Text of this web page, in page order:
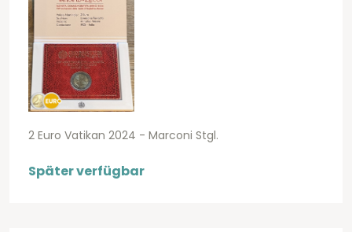
2 Euro Vatikan 2024 - Marconi Stgl.
Später verfügbar